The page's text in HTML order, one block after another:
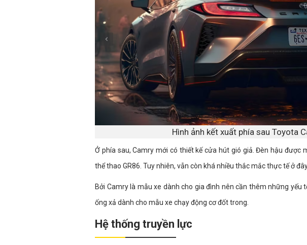
Hình ảnh kết xuất phía sau Toyota
Ở phía sau, Camry mới có thiết kế cửa hút gió giả. Đèn hậu được
thể thao GR86. Tuy nhiên, vẫn còn khá nhiều thắc mắc thực tế ở
Bởi Camry là mẫu xe dành cho gia đình nên cần thêm những
ống xả dành cho mẫu xe chạy động cơ đốt trong.
Hệ thống truyền lực